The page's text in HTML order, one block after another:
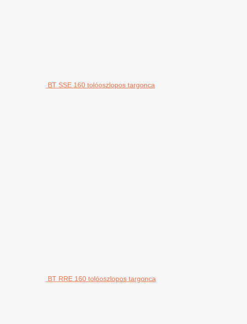
BT SSE 160 tolóoszlopos targonca
BT RRE 160 tolóoszlopos targonca